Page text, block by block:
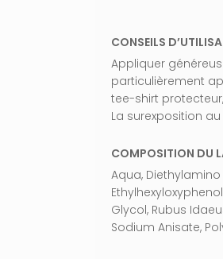
CONSEILS
Appliquer
particulièrement
tee-shirt
La surexposition
COMPOSITION DU
Aqua,
Glycol, Rubus
Sodium Anisate,